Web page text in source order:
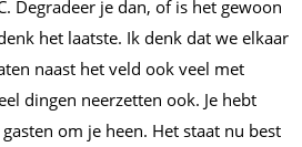
Degradeer je dan, of is het gewoon
het laatste. Ik denk dat we elkaar
naast het veld ook veel met
dingen neerzetten ook. Je hebt
om je heen. Het staat nu best